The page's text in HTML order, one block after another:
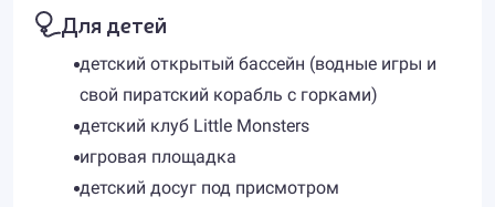
Для детей
детский открытый бассейн (водные игры и
свой пиратский корабль с горками)
детский клуб Little Monsters
игровая площадка
детский досуг под присмотром